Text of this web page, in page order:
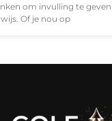
om invulling te
Of je nou op